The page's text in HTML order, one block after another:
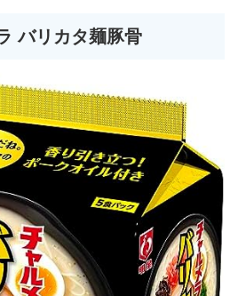
バリカタ麺豚骨